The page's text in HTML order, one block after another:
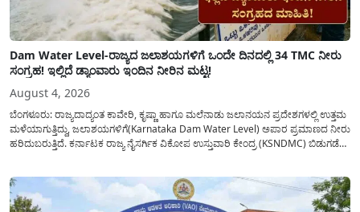
Dam Water Level-ರಾಜ್ಯದ ಜಲಾಶಯಗಳಿಗೆ ಒಂದೇ ದಿನದಲ್ಲಿ 34 TMC ನೀರು
ಸಂಗ್ರಹ! ಇಲ್ಲಿದೆ ಡ್ಯಾಂವಾರು ಇಂದಿನ ನೀರಿನ ಮಟ್ಟ!
August 4, 2026
ಬೆಂಗಳೂರು: ರಾಜ್ಯದಾದ್ಯಂತ ಕಾವೇರಿ, ಕೃಷ್ಣಾ ಹಾಗೂ ಮಲೆನಾಡು ಜಲಾನಯನ ಪ್ರದೇಶಗಳಲ್ಲಿ ಉತ್ತಮ
ಮಳೆಯಾಗುತ್ತಿದ್ದು, ಜಲಾಶಯಗಳಿಗೆ(Karnataka Dam Water Level) ಅಪಾರ ಪ್ರಮಾಣದ ನೀರು
ಹರಿದುಬರುತ್ತಿದೆ. ಕರ್ನಾಟಕ ರಾಜ್ಯ ನೈಸರ್ಗಿಕ ವಿಕೋಪ ಉಸ್ತುವಾರಿ ಕೇಂದ್ರ (KSNDMC) ಬಿಡುಗಡೆ